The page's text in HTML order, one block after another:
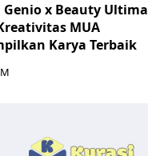
Genio x Beauty Ultima
MUA
Karya Terbaik